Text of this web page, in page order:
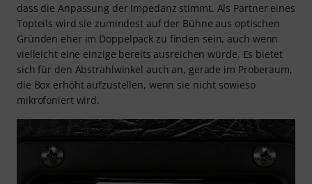
dass die Anpassung der Impedanz stimmt. Als Partner eines
Topteils wird sie zumindest auf der Bühne aus optischen
Gründen eher im Doppelpack zu finden sein, auch wenn
vielleicht eine einzige bereits ausreichen würde. Es bietet
sich für den Abstrahlwinkel auch an, gerade im Proberaum,
die Box erhöht aufzustellen, wenn sie nicht sowieso
mikrofoniert wird.